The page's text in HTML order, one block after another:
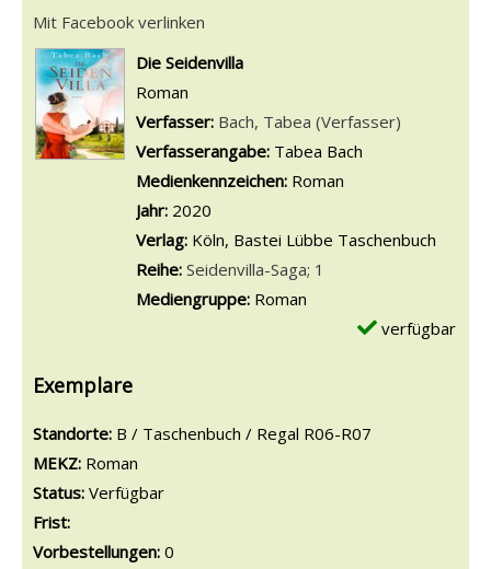
Mit Facebook verlinken
wird in neuem Tab geöffnet
Die Seidenvilla
Roman
Verfasser: Suche nach diesem Verfasser
Bach, Tabea (Verfasser)
Verfasserangabe: Tabea Bach
Medienkennzeichen: Roman
Jahr: 2020
Verlag: Köln, Bastei Lübbe Taschenbuch
Reihe: Seidenvilla-Saga; 1
Mediengruppe: Roman
verfügbar
Exemplare
Standorte: B / Taschenbuch / Regal R06-R07
MEKZ: Roman
Status: Verfügbar
Frist:
Vorbestellungen: 0